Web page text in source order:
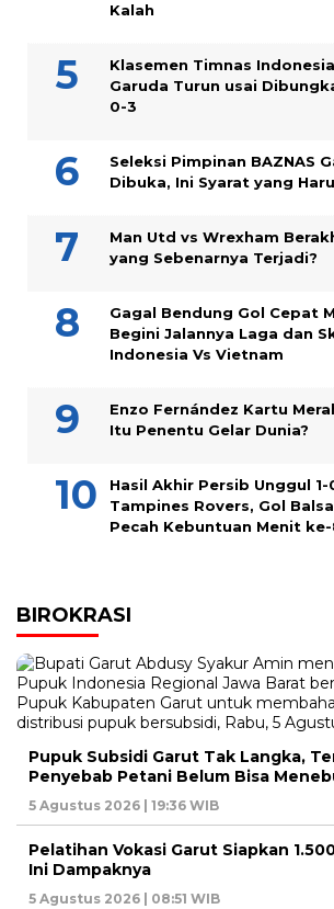
Kalah
Klasemen Timnas
Garuda Turun usai
0-3
Seleksi Pimpinan BAZNAS
Dibuka, Ini Syarat yang
Man Utd vs Wrexham
yang Sebenarnya Terjadi?
Gagal Bendung Gol Cepat
Begini Jalannya Laga dan
Indonesia Vs Vietnam
Enzo Fernández Kartu
Itu Penentu Gelar Dunia?
Hasil Akhir Persib Unggul
Tampines Rovers, Gol
Pecah Kebuntuan Menit
BIROKRASI
Pupuk Subsidi Garut Tak Langka,
Penyebab Petani Belum Bisa
5 Agustus 2026 | 19:36 WIB
Pelatihan Vokasi Garut Siapkan
Ini Dampaknya
5 Agustus 2026 | 08:51 WIB